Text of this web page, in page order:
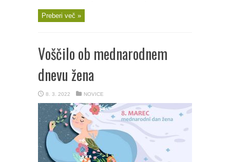
Preberi več »
Voščilo ob mednarodnem
dnevu žena
8. 3. 2022 NOVICE